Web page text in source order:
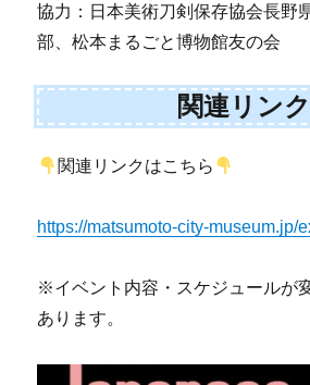
協力：日本美術刀剣保存協会長野
部、松本まるごと博物館友の会
関連リンク
関連リンクはこちら
https://matsumoto-city-museum.jp/
※イベント内容・スケジュールが
あります。